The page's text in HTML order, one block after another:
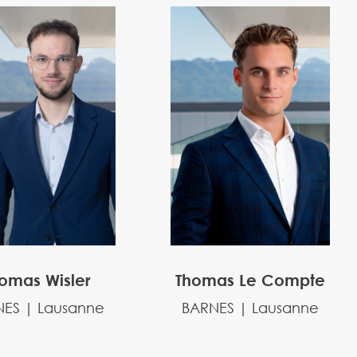
Wisler
| Lausanne
Thomas Le Compte
BARNES | Lausanne